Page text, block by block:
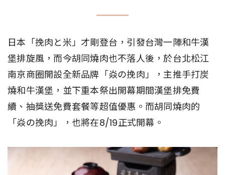
日本「挽肉と米」才剛登台，引發台灣一陣和牛漢
堡排旋風，而今胡同燒肉也不落人後，於台北松江
南京商圈開設全新品牌「焱の挽肉」，主推手打炭
燒和牛漢堡，並下重本祭出開幕期間漢堡排免費
續、抽獎送免費套餐等超值優惠。而胡同燒肉的
「焱の挽肉」，也將在8/19正式開幕。